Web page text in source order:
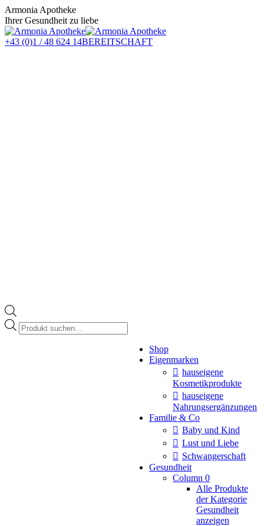
Zum
Inhalt
springen
Armonia Apotheke
Ihrer Gesundheit zu liebe
+43 (0)1 / 48 624 14BEREITSCHAFT
Products
search
Shop
Eigenmarken
hauseigene
Kosmetikprodukte
hauseigene
Nahrungsergänzungen
Familie & Co
Baby und Kind
Lust und Liebe
Schwangerschaft
Gesundheit
Column 0
Alle Produkte
der Kategorie
Gesundheit
anzeigen